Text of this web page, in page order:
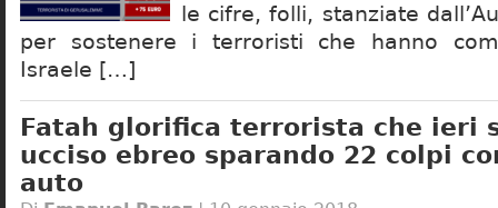
le cifre, folli, stanziate
per sostenere i terroristi che hanno
Israele […]
Fatah glorifica terrorista che ieri
ucciso ebreo sparando 22 colpi
auto